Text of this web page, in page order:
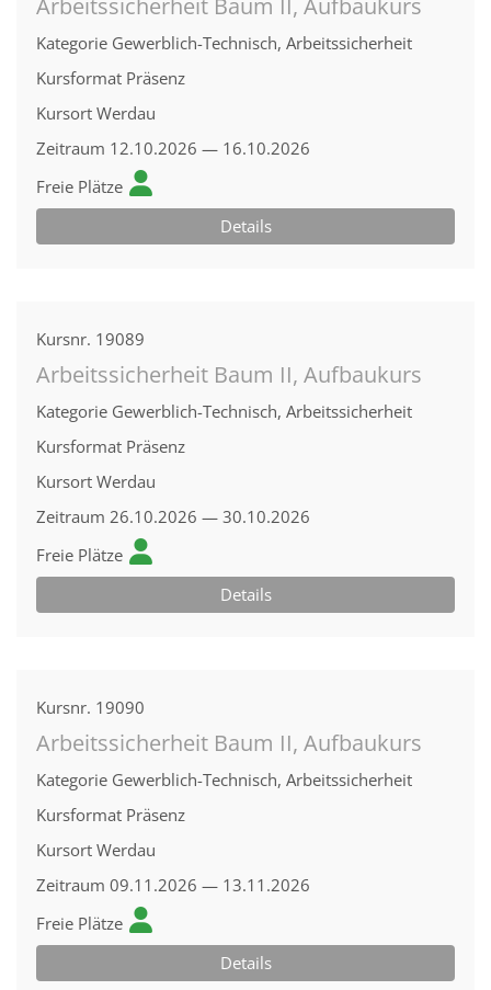
Arbeitssicherheit Baum II, Aufbaukurs
Kategorie Gewerblich-Technisch, Arbeitssicherheit
Kursformat Präsenz
Kursort Werdau
Zeitraum 12.10.2026 — 16.10.2026
Freie Plätze
Details
Kursnr. 19089
Arbeitssicherheit Baum II, Aufbaukurs
Kategorie Gewerblich-Technisch, Arbeitssicherheit
Kursformat Präsenz
Kursort Werdau
Zeitraum 26.10.2026 — 30.10.2026
Freie Plätze
Details
Kursnr. 19090
Arbeitssicherheit Baum II, Aufbaukurs
Kategorie Gewerblich-Technisch, Arbeitssicherheit
Kursformat Präsenz
Kursort Werdau
Zeitraum 09.11.2026 — 13.11.2026
Freie Plätze
Details